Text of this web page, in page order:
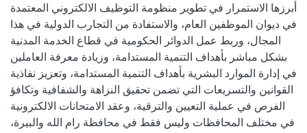
أبرزها الاستمرار في تطوير منظومة التوظيف الالكتروني المعتمدة
في ديوان الموظفين العام، والاستفادة من التجارب الدولية في هذا
المجال، وربط عمل الدوائر الحكومية في قطاع الخدمة المدنية
بشكل مباشر بأهداف التنمية المستدامة، وزيادة معرفة العاملين
في إدارة الموارد البشرية بأهداف التنمية المستدامة، وتعزيز نفاذية
القوانين والتسريعات التي تضمن تحقيق النزاهة والشفافية وتكافؤ
الفرص في عملية التعيين والترقية، وعقد الامتحانات الالكترونية
في مختلف المحافظات وليس فقط في محافظة رام الله والبيرة،